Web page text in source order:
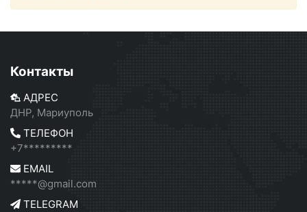
Контакты
АДРЕС
ДНР, Мариуполь
ТЕЛЕФОН
+7*********
EMAIL
*****@gmail.com
TELEGRAM